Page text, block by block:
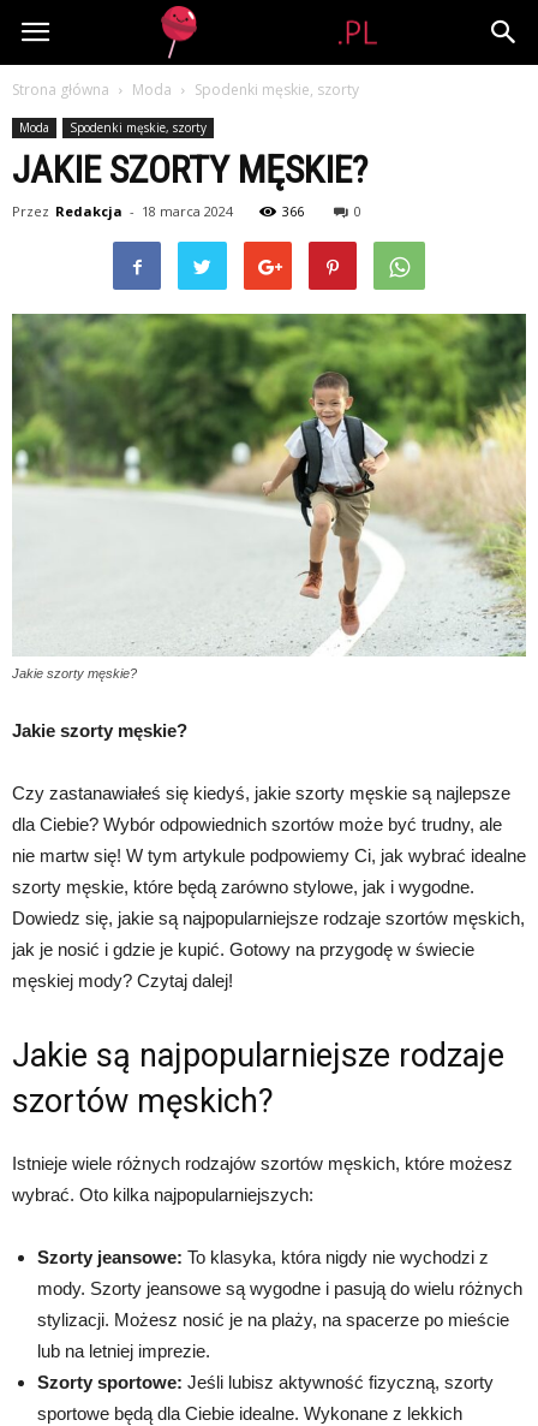
Lolipop.pl
Strona główna Moda Spodenki męskie, szorty
Moda Spodenki męskie, szorty
JAKIE SZORTY MĘSKIE?
Przez Redakcja - 18 marca 2024 366 0
Jakie szorty męskie?
Jakie szorty męskie?
Czy zastanawiałeś się kiedyś, jakie szorty męskie są najlepsze
dla Ciebie? Wybór odpowiednich szortów może być trudny, ale
nie martw się! W tym artykule podpowiemy Ci, jak wybrać idealne
szorty męskie, które będą zarówno stylowe, jak i wygodne.
Dowiedz się, jakie są najpopularniejsze rodzaje szortów męskich,
jak je nosić i gdzie je kupić. Gotowy na przygodę w świecie
męskiej mody? Czytaj dalej!
Jakie są najpopularniejsze rodzaje
szortów męskich?
Istnieje wiele różnych rodzajów szortów męskich, które możesz
wybrać. Oto kilka najpopularniejszych:
Szorty jeansowe: To klasyka, która nigdy nie wychodzi z
mody. Szorty jeansowe są wygodne i pasują do wielu różnych
stylizacji. Możesz nosić je na plaży, na spacerze po mieście
lub na letniej imprezie.
Szorty sportowe: Jeśli lubisz aktywność fizyczną, szorty
sportowe będą dla Ciebie idealne. Wykonane z lekkich